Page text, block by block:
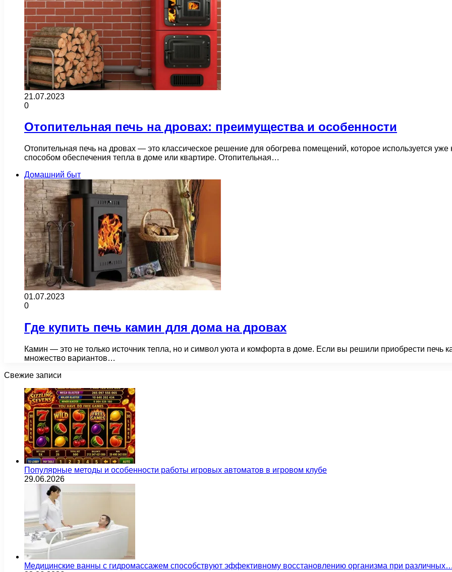
21.07.2023
0
Отопительная печь на дровах: преимущества и особенности
Отопительная печь на дровах — это классическое решение для обогрева помещений, которое используется
способом обеспечения тепла в доме или квартире. Отопительная…
Домашний быт
01.07.2023
0
Где купить печь камин для дома на дровах
Камин — это не только источник тепла, но и символ уюта и комфорта в доме. Если вы решили приобрести печь
множество вариантов…
Свежие записи
Популярные методы и особенности работы игровых автоматов в игровом клубе
29.06.2026
Медицинские ванны с гидромассажем способствуют эффективному восстановлению организма при